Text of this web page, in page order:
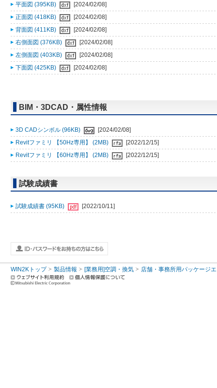
平面図 (395KB)
[2024/02/08]
正面図 (418KB)
[2024/02/08]
背面図 (411KB)
[2024/02/08]
右側面図 (376KB)
[2024/02/08]
左側面図 (403KB)
[2024/02/08]
下面図 (425KB)
[2024/02/08]
BIM・3DCAD・属性情報
3D CADシンボル (96KB)
[2024/02/08]
Revitファミリ 【50Hz専用】 (2MB)
[2022/12/15]
Revitファミリ 【60Hz専用】 (2MB)
[2022/12/15]
試験成績書
試験成績書 (95KB) [2022/10/11]
WIN2Kトップ 製品情報 [業務用]空調・換気 店舗・事務所用パッケージ